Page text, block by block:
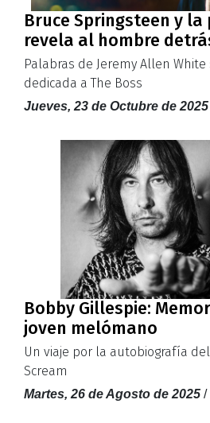
Bruce Springsteen y
revela al hombre
Palabras de Jeremy Allen
dedicada a The Boss
Jueves, 23 de Octubre de 2025
Bobby Gillespie:
joven melómano
Un viaje por la autobiografía
Scream
Martes, 26 de Agosto de 2025 /